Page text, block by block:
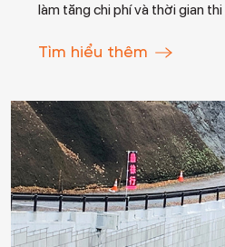
làm tăng chi phí và thời gian thi
Tìm hiểu thêm